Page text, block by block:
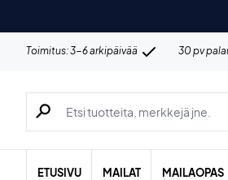
Toimitus: 3-6 arkipäivää 30 pv
Hae tuotteita, merkkejä jne.
ETUSIVU MAILAT MAILAOPAS